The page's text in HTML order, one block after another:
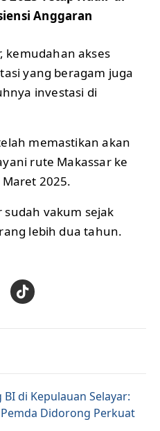
Anggaran
kemudahan akses
yang beragam juga
investasi di
memastikan akan
rute Makassar ke
2025.
sudah vakum sejak
lebih dua tahun.
di Kepulauan Selayar:
Didorong Perkuat